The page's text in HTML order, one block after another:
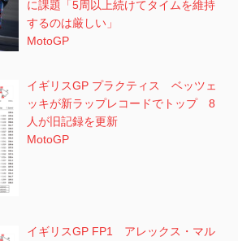
に課題「5周以上続けてタイムを維持
するのは厳しい」
MotoGP
イギリスGP プラクティス ベッツェ
ッキが新ラップレコードでトップ 8
人が旧記録を更新
MotoGP
イギリスGP FP1 アレックス・マル